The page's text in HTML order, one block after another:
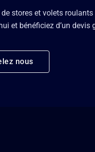
stores et volets roulants
et bénéficiez d’un devis
nous